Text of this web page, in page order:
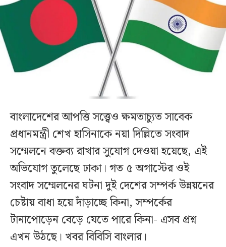
বাংলাদেশের আপত্তি সত্ত্বেও ক্ষমতাচ্যুত সাবেক
প্রধানমন্ত্রী শেখ হাসিনাকে নয়া দিল্লিতে সংবাদ
সম্মেলনে বক্তব্য রাখার সুযোগ দেওয়া হয়েছে, এই
অভিযোগ তুলেছে ঢাকা। গত ৫ অগাস্টের ওই
সংবাদ সম্মেলনের ঘটনা দুই দেশের সম্পর্ক উন্নয়নের
চেষ্টায় বাধা হয়ে দাঁড়াচ্ছে কিনা, সম্পর্কের
টানাপোড়েন বেড়ে যেতে পারে কিনা- এসব প্রশ্ন
এখন উঠছে। খবর বিবিসি বাংলার।